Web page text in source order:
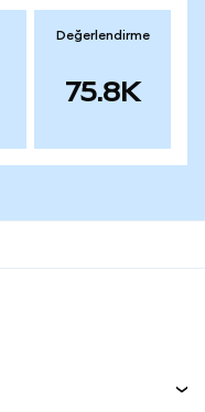
Değerlendirme
75.8K